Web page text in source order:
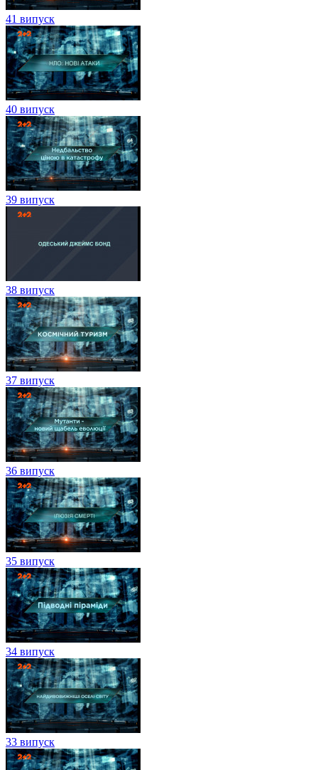
41 випуск
40 випуск
39 випуск
38 випуск
37 випуск
36 випуск
35 випуск
34 випуск
33 випуск